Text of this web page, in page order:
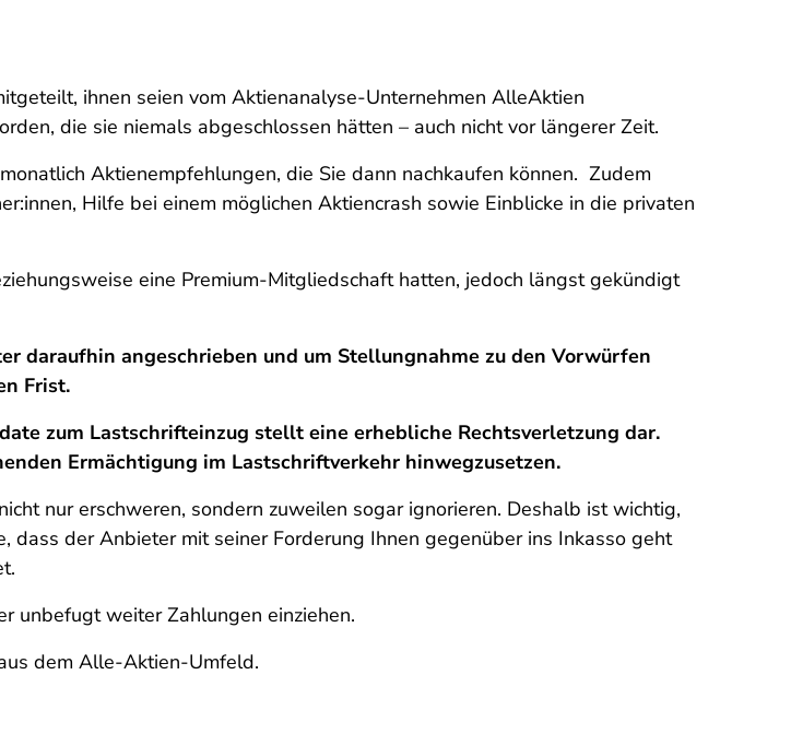
ihnen seien vom Aktienanalyse-Unternehmen AlleAktien
die sie niemals abgeschlossen hätten – auch nicht vor längerer Zeit.
Aktienempfehlungen, die Sie dann nachkaufen können. Zudem
Hilfe bei einem möglichen Aktiencrash sowie Einblicke in die privaten
eine Premium-Mitgliedschaft hatten, jedoch längst gekündigt
daraufhin angeschrieben und um Stellungnahme zu den Vorwürfen
Frist.
zum Lastschrifteinzug stellt eine erhebliche Rechtsverletzung dar.
Ermächtigung im Lastschriftverkehr hinwegzusetzen.
nur erschweren, sondern zuweilen sogar ignorieren. Deshalb ist wichtig,
dass der Anbieter mit seiner Forderung Ihnen gegenüber ins Inkasso geht
unbefugt weiter Zahlungen einziehen.
dem Alle-Aktien-Umfeld.